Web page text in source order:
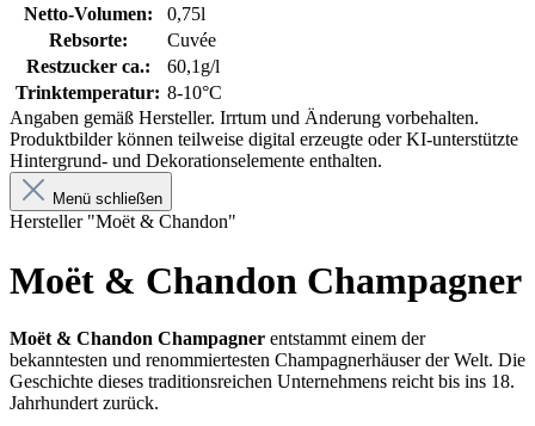
Netto-Volumen:
0,75l
Rebsorte:
Cuvée
Restzucker ca.:
60,1g/l
Trinktemperatur: 8-10°C
Angaben gemäß Hersteller. Irrtum und Änderung vorbehalten.
Produktbilder können teilweise digital erzeugte oder KI-unterstützte
Hintergrund- und Dekorationselemente enthalten.
Menü schließen
Hersteller "Moët & Chandon"
Moët & Chandon Champagner
Moët & Chandon Champagner entstammt einem der
bekanntesten und renommiertesten Champagnerhäuser der Welt. Die
Geschichte dieses traditionsreichen Unternehmens reicht bis ins 18.
Jahrhundert zurück.